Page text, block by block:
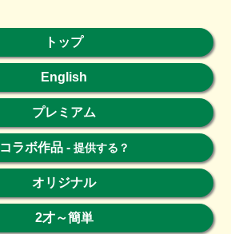
トップ
English
プレミアム
コラボ作品- 提供する？
オリジナル
2才～簡単